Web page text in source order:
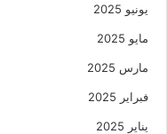
يونيو 2025
مايو 2025
مارس 2025
فبراير 2025
يناير 2025